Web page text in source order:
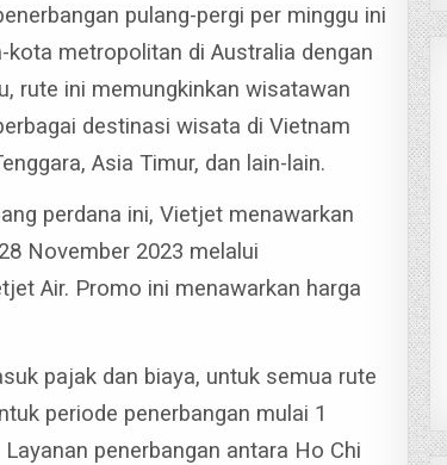
pulang-pergi per minggu ini
metropolitan di Australia dengan
rute ini memungkinkan wisatawan
destinasi wisata di Vietnam
Asia Timur, dan lain-lain.
perdana ini, Vietjet menawarkan
November 2023 melalui
Air. Promo ini menawarkan harga
pajak dan biaya, untuk semua rute
periode penerbangan mulai 1
Layanan penerbangan antara Ho Chi